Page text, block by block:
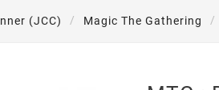
(JCC) Magic The Gathering